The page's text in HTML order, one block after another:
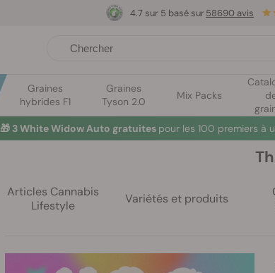
Graines
hybrides F1
Graines
Tyson 2.0
Mix Packs
4.7 sur 5 basé sur58690 avis
🎁 3 White Widow Auto gratuites pour les 100 premiers à
Articles Cannabis
Lifestyle
Variétés et produits